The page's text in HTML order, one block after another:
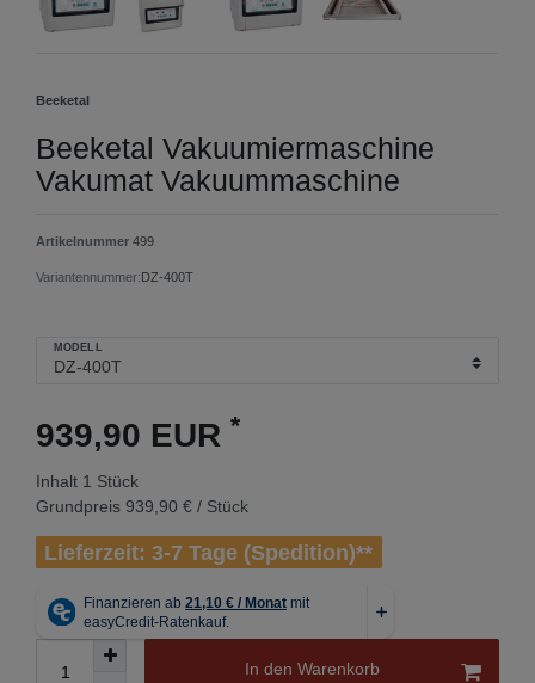
Beeketal
Beeketal Vakuumiermaschine
Vakumat Vakuummaschine
Artikelnummer 499
Variantennummer:DZ-400T
MODELL
939,90 EUR *
Inhalt 1 Stück
Grundpreis 939,90 € / Stück
Lieferzeit: 3-7 Tage (Spedition)**
In den Warenkorb